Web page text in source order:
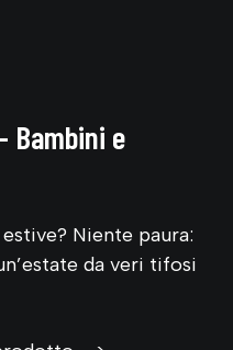
Bambini e
Niente paura:
da veri tifosi